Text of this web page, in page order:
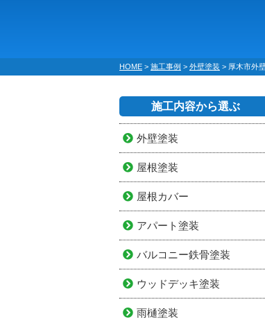
HOME > 施工事例 > 外壁塗装 > 厚木市外
施工内容から選ぶ
外壁塗装
屋根塗装
屋根カバー
アパート塗装
バルコニー鉄骨塗装
ウッドデッキ塗装
雨樋塗装